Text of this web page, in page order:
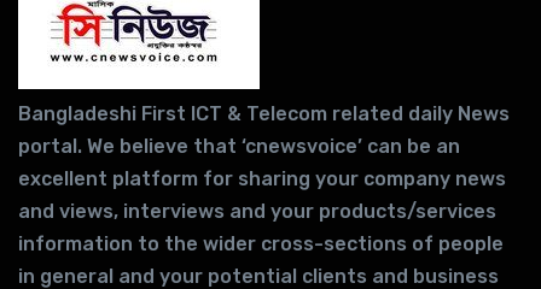
Bangladeshi First ICT & Telecom related daily News
portal. We believe that ‘cnewsvoice’ can be an
excellent platform for sharing your company news
and views, interviews and your products/services
information to the wider cross-sections of people
in general and your potential clients and business